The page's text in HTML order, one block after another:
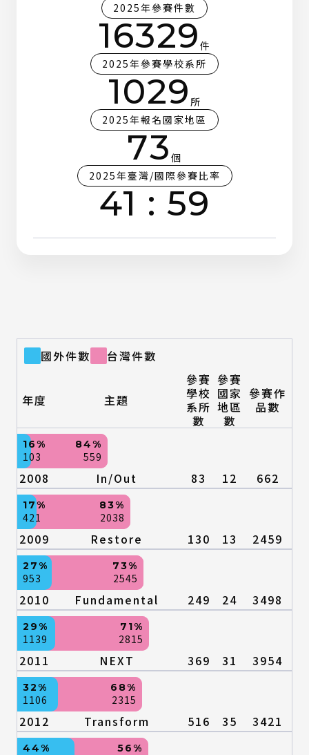
2025年參賽件數
16329 件
2025年參賽學校系所
1029 所
2025年報名國家地區
73 個
2025年臺灣/國際參賽比率
41 : 59
國外件數 台灣件數
年度 主題
參賽
學校
系所
數
參賽
國家
地區
數
參賽作
品數
559
84%
16%
103
2008 In/Out 83 12 662
2038
83%
17%
421
2009 Restore 130 13 2459
2545
73%
27%
953
2010 Fundamental 249 24 3498
2815
71%
29%
1139
2011 NEXT 369 31 3954
2315
68%
32%
1106
2012 Transform 516 35 3421
56%
44%